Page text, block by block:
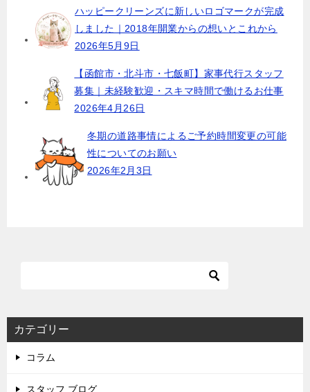
ハッピークリーンズに新しいロゴマークが完成
しました｜2018年開業からの想いとこれから
2026年5月9日
【函館市・北斗市・七飯町】家事代行スタッフ
募集｜未経験歓迎・スキマ時間で働けるお仕事
2026年4月26日
冬期の道路事情によるご予約時間変更の可能
性についてのお願い
2026年2月3日
カテゴリー
コラム
スタッフ ブログ